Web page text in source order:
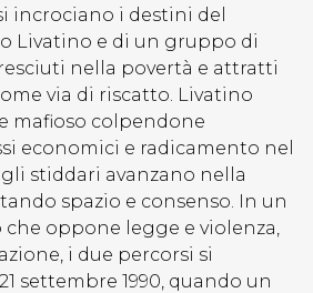
incrociano i destini del
Livatino e di un gruppo di
nella povertà e attratti
via di riscatto. Livatino
mafioso colpendone
economici e radicamento nel
stiddari avanzano nella
spazio e consenso. In un
oppone legge e violenza,
i due percorsi si
settembre 1990, quando un